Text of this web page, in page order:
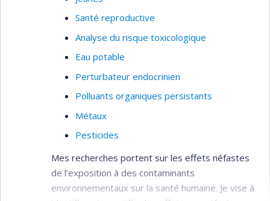
Santé reproductive
Analyse du risque toxicologique
Eau potable
Perturbateur endocrinien
Polluants organiques persistants
Métaux
Pesticides
Mes recherches portent sur les effets néfastes
de l’exposition à des contaminants
environnementaux sur la santé humaine. Je vise à